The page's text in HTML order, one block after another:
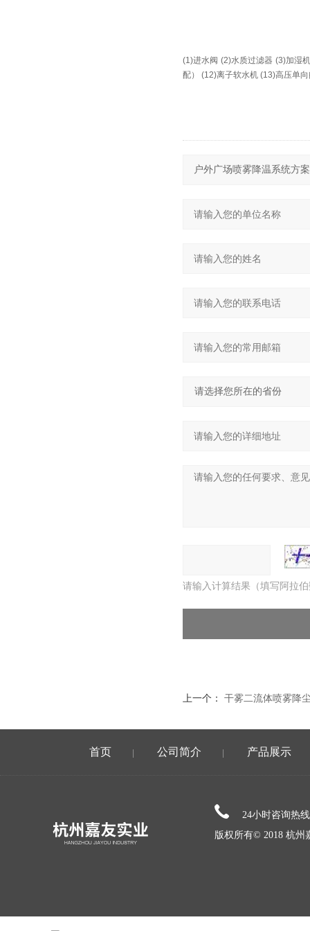
(1)进水阀 (2)水质过滤器 (3)加湿
配） (12)离子软水机 (13)高压单
请输入计算结果（填写阿拉
上一个： 干雾二流体喷雾降
首页 公司简介 产品展示
24小时咨询热
版权所有© 2018 杭州